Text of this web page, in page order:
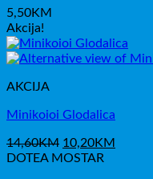
5,50KM
Akcija!
AKCIJA
Minikoioi Glodalica
14,60KM Izvorna
cijena
10,20KM
DOTEA MOSTAR